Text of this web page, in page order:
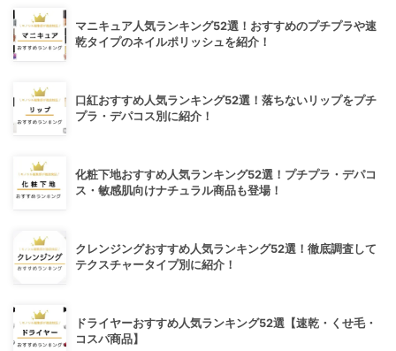
マニキュア人気ランキング52選！おすすめのプチプラや速
乾タイプのネイルポリッシュを紹介！
口紅おすすめ人気ランキング52選！落ちないリップをプチ
プラ・デパコス別に紹介！
化粧下地おすすめ人気ランキング52選！プチプラ・デパコ
ス・敏感肌向けナチュラル商品も登場！
クレンジングおすすめ人気ランキング52選！徹底調査して
テクスチャータイプ別に紹介！
ドライヤーおすすめ人気ランキング52選【速乾・くせ毛・
コスパ商品】